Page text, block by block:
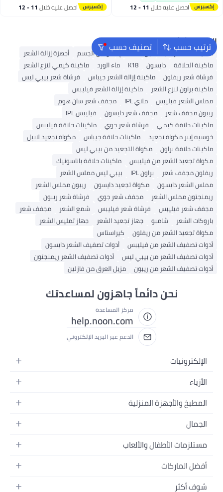
احصل عليه خلال 11 - 12 احصل عليه خلال 11 - 12
ترتيب حسب تصنيف حسب البحث الشائع
ماكينة حلاقة رجالية جل استحمام لوشن الجسم
أجهزة إزالة الشعر
ماكينة الحلاقة
دايسون K18 ماء الورد
ماكينة كيمي لنزع الشعر
فرشاة شعر ريفلون
ماكينة إزالة الشعر جيباس
فرشاة شعر بيبي ليس
ماكينة براون لنزع الشعر
ماكينة إزالة الشعر فيليبس
مملس الشعر فيليبس
ملاي IPL
مجفف شعر سان هوم
ريبون مجفف شعر
مجفف شعر دايسون
فيليبس IPL
ماكينات حلاقة كيمي
فرشاة شعر جوي
ماكينات حلاقة فيليبس
خوسيه إيبر مكواة تجعيد
ماكينات حلاقة جيباس
مكواة تجعيد لابيل
ماكينات حلاقة براون
مكواة التجعيد من بيبي ليس
مكواة تجعيد الشعر من فيليبس
ماكينات حلاقة باناسونيك
ريفلون مجفف شعر
براون IPL
بيبي ليس مملس الشعر
مملس الشعر دايسون
مكواة تجعيد دايسون
ريبون مملس الشعر
ريمنجتون مملس الشعر
مجفف شعر جوي
فرشاة شعر ريبون
مجفف شعر فيليبس
فرشاة شعر فيليبس شمع الشعر
مجفف شعر
باروكات الشعر
شامبو جهاز تجعيد الشعر
جهاز تمليس الشعر
مكواة تجعيد الشعر من ريفلون
كيراستاس
أدوات تصفيف الشعر من فيليبس
أدوات تصفيف الشعر دايسون
أدوات تصفيف الشعر من بيبي ليس
أدوات تصفيف الشعر ريمنجتون
أدوات تصفيف الشعر من ريبون
مزيل العرق من فازلين
نحن دائماً جاهزون لمساعدتك
مركز المساعدة
help.noon.com
الدعم عبر البريد الإلكتروني
الإلكترونيات
الجوالات
اللابتوبات
الأجهزة المنزلية
التلفزيونات
السماعات
ألعاب القيمنق
الأزياء
أزياء نسائية
أزياء البنات
أزياء الأولاد
المجوهرات
حقائب نسائية
المطبخ والأجهزة المنزلية
الحمام
المطبخ والسفرة
أدوات وتحسين المنزل
الجمال
العطور
العناية بالشعر
العناية بالبشرة
مستلزمات الأطفال والألعاب
الحفاضات
أفضل الماركات
سامسونج
شوف أكثر